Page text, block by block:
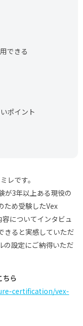
できる
ポイント
レです。
が3年以上ある現役の
ため受験したVex
についてインタビュ
きると実感していただ
の設定にご納得いただ
ら
certification/vex-